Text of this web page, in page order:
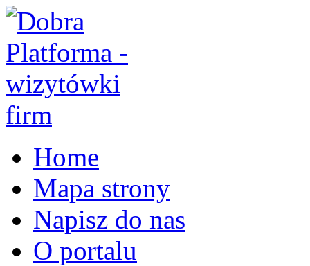
Home
Mapa strony
Napisz do nas
O portalu